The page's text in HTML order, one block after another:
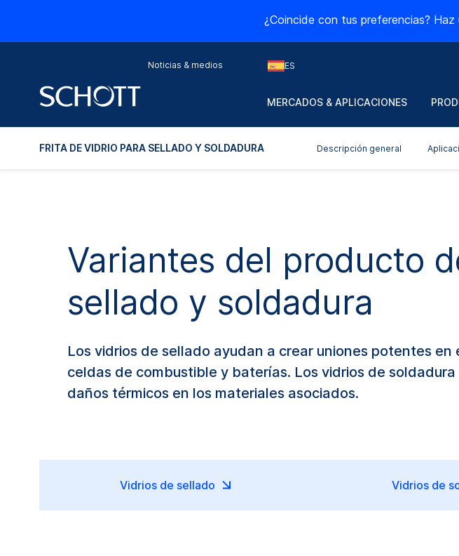
¿Coincide con tus preferencias? Haz
Noticias & medios ES
MERCADOS & APLICACIONES
FRITA DE VIDRIO PARA SELLADO Y SOLDADURA Descripción general
Variantes del producto
sellado y soldadura
Los vidrios de sellado ayudan a crear uniones potentes
celdas de combustible y baterías. Los vidrios de
daños térmicos en los materiales asociados.
Vidrios de sellado Vidrios de